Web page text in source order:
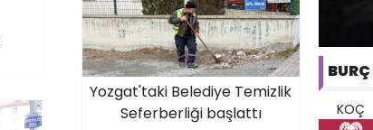
Yozgat'taki Belediye Temizlik
Seferberliği başlattı
BURÇ
KOÇ